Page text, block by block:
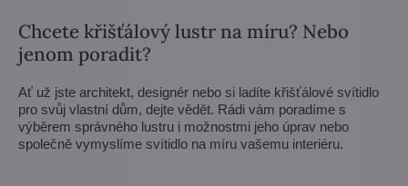
Chcete křišťálový lustr na míru? Nebo
jenom poradit?
Ať už jste architekt, designér nebo si ladíte křišťálové svítidlo
pro svůj vlastní dům, dejte vědět. Rádi vám poradíme s
výběrem správného lustru i možnostmi jeho úprav nebo
společně vymyslíme svítidlo na míru vašemu interiéru.